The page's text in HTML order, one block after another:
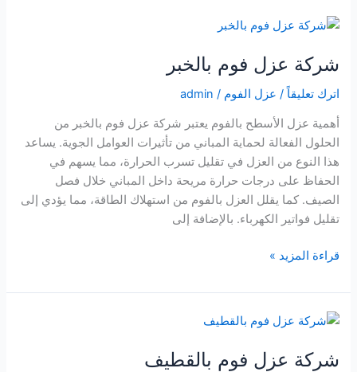
بالإحساء
شركة عزل فوم بالخبر
اترك تعليقاً / عزل الفوم /
admin
أهمية عزل الأسطح بالفوم يعتبر شركة عزل فوم بالخبر من
الحلول الفعالة لحماية المباني من تأثيرات العوامل الجوية. يساعد
هذا النوع من العزل في تقليل تسرب الحرارة، مما يسهم في
الحفاظ على درجات حرارة مريحة داخل المباني خلال فصل
الصيف. كما يقلل العزل بالفوم من استهلاك الطاقة، مما يؤدي إلى
تقليل فواتير الكهرباء. بالإضافة إلى
شركة
فوم
بالخبر
قراءة المزيد »
شركة عزل فوم بالقطيف